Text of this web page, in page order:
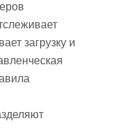
загрузку и